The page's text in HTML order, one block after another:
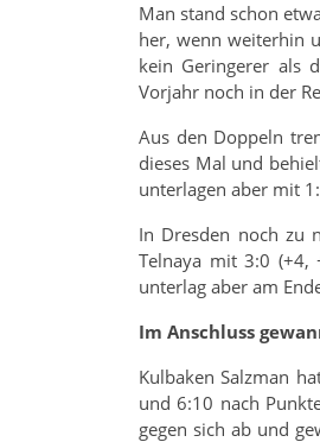
Man stand schon
her, wenn weiterhin
kein Geringerer als
Vorjahr noch in der
Aus den Doppeln
dieses Mal und
unterlagen aber mit
In Dresden noch zu
Telnaya mit 3:0 (+4,
unterlag aber am
Im Anschluss
Kulbaken Salzman
und 6:10 nach
gegen sich ab und